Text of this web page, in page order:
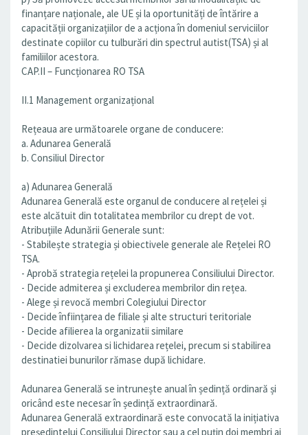
finanțare naționale, ale UE și la oportunități de întărire a
capacității organizațiilor de a acționa în domeniul serviciilor
destinate copiilor cu tulburări din spectrul autist(TSA) și al
familiilor acestora.
CAP.II – Funcționarea RO TSA
II.1 Management organizațional
Rețeaua are următoarele organe de conducere:
a. Adunarea Generală
b. Consiliul Director
a) Adunarea Generală
Adunarea Generală este organul de conducere al rețelei și
este alcătuit din totalitatea membrilor cu drept de vot.
Atribuțiile Adunării Generale sunt:
- Stabilește strategia și obiectivele generale ale Rețelei RO
TSA.
- Aprobă strategia rețelei la propunerea Consiliului Director.
- Decide admiterea și excluderea membrilor din rețea.
- Alege și revocă membri Colegiului Director
- Decide înființarea de filiale și alte structuri teritoriale
- Decide afilierea la organizatii similare
- Decide dizolvarea si lichidarea rețelei, precum si stabilirea
destinatiei bunurilor rămase după lichidare.
Adunarea Generală se intrunește anual în ședință ordinară și
oricând este necesar în ședință extraordinară.
Adunarea Generală extraordinară este convocată la inițiativa
președintelui Consiliului Director sau a cel puțin doi membri ai